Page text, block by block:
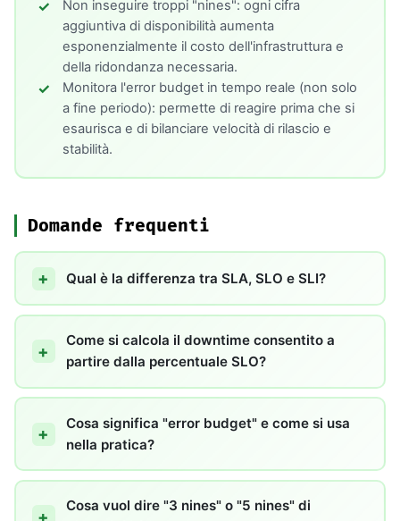
Non inseguire troppi "nines": ogni cifra
aggiuntiva di disponibilità aumenta
esponenzialmente il costo dell'infrastruttura e
della ridondanza necessaria.
Monitora l'error budget in tempo reale (non solo
a fine periodo): permette di reagire prima che si
esaurisca e di bilanciare velocità di rilascio e
stabilità.
Domande frequenti
Qual è la differenza tra SLA, SLO e SLI?
Come si calcola il downtime consentito a
partire dalla percentuale SLO?
Cosa significa "error budget" e come si usa
nella pratica?
Cosa vuol dire "3 nines" o "5 nines" di